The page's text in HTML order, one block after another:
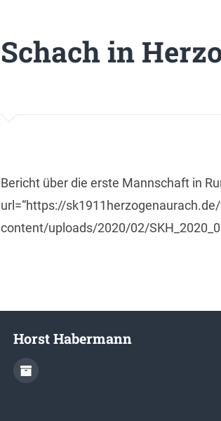
Schach in
Bericht über die erste Mannschaft in
url=“https://
content/uploads/2020/02/
Horst Habermann